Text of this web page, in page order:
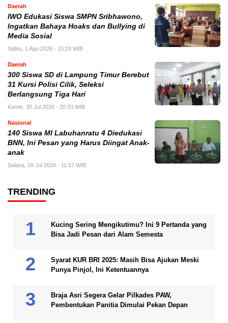
Daerah
IWO Edukasi Siswa SMPN Sribhawono,
Ingatkan Bahaya Hoaks dan Bullying di
Media Sosial
Sabtu, 1 Agu 2026 - 10:24 WIB
Daerah
300 Siswa SD di Lampung Timur Berebut
31 Kursi Polisi Cilik, Seleksi
Berlangsung Tiga Hari
Kamis, 30 Jul 2026 - 20:33 WIB
Nasional
140 Siswa MI Labuhanratu 4 Diedukasi
BNN, Ini Pesan yang Harus Diingat Anak-
anak
Selasa, 28 Jul 2026 - 11:57 WIB
TRENDING
Kucing Sering Mengikutimu? Ini 9 Pertanda yang
Bisa Jadi Pesan dari Alam Semesta
Syarat KUR BRI 2025: Masih Bisa Ajukan Meski
Punya Pinjol, Ini Ketentuannya
Braja Asri Segera Gelar Pilkades PAW,
Pembentukan Panitia Dimulai Pekan Depan